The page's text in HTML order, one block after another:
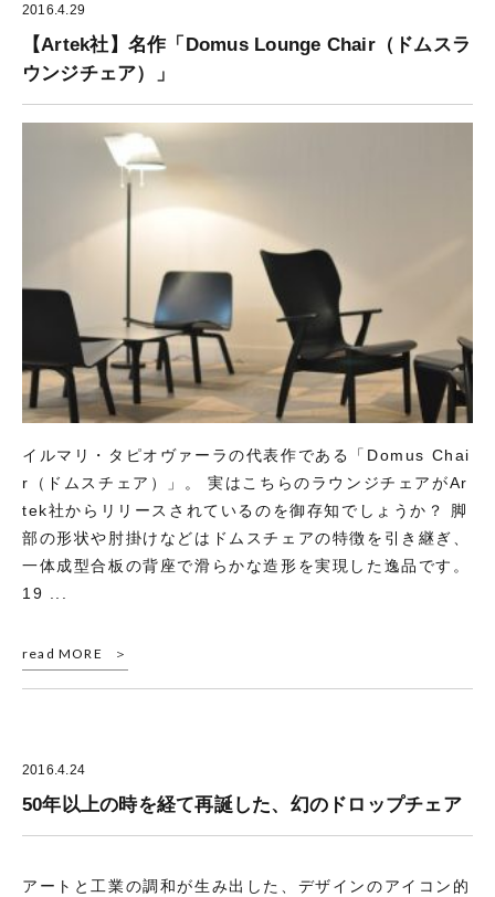
2016.4.29
【Artek社】名作「Domus Lounge Chair（ドムスラ
ウンジチェア）」
イルマリ・タピオヴァーラの代表作である「Domus Chai
r（ドムスチェア）」。 実はこちらのラウンジチェアがAr
tek社からリリースされているのを御存知でしょうか？ 脚
部の形状や肘掛けなどはドムスチェアの特徴を引き継ぎ、
一体成型合板の背座で滑らかな造形を実現した逸品です。
19 ...
read MORE
2016.4.24
50年以上の時を経て再誕した、幻のドロップチェア
アートと工業の調和が生み出した、デザインのアイコン的